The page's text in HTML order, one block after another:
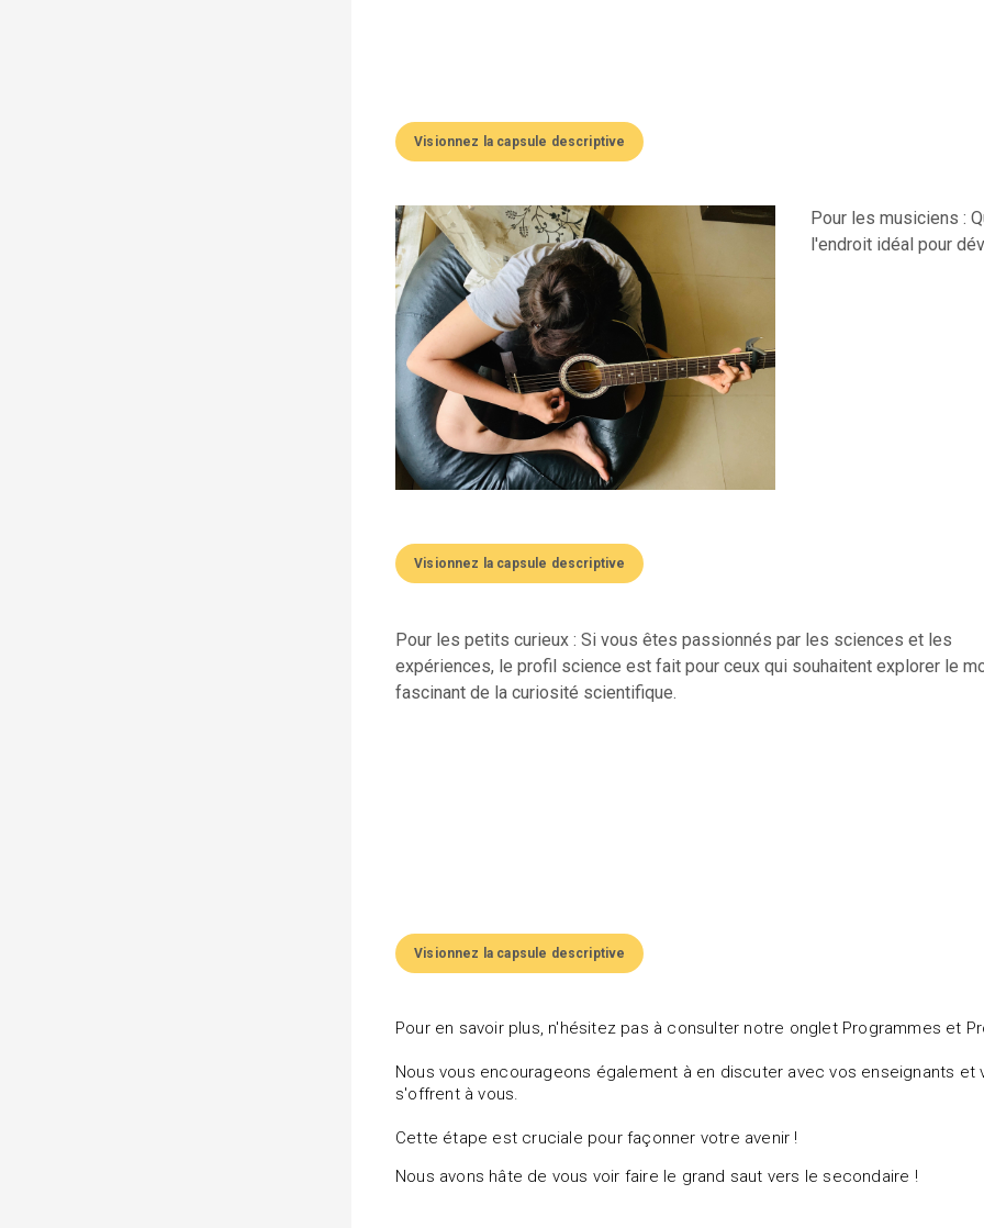
Visionnez la capsule descriptive
Pour les musiciens :
l'endroit idéal pour
Visionnez la capsule descriptive
Pour les petits curieux : Si vous êtes passionnés par les sciences et les
expériences, le profil science est fait pour ceux qui souhaitent explorer le
fascinant de la curiosité scientifique.
Visionnez la capsule descriptive
Pour en savoir plus, n'hésitez pas à consulter notre onglet Programmes et
Nous vous encourageons également à en discuter avec vos enseignants
s'offrent à vous.
Cette étape est cruciale pour façonner votre avenir !
Nous avons hâte de vous voir faire le grand saut vers le secondaire !